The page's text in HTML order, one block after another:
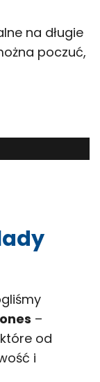
na długie
poczuć,
–
od
i